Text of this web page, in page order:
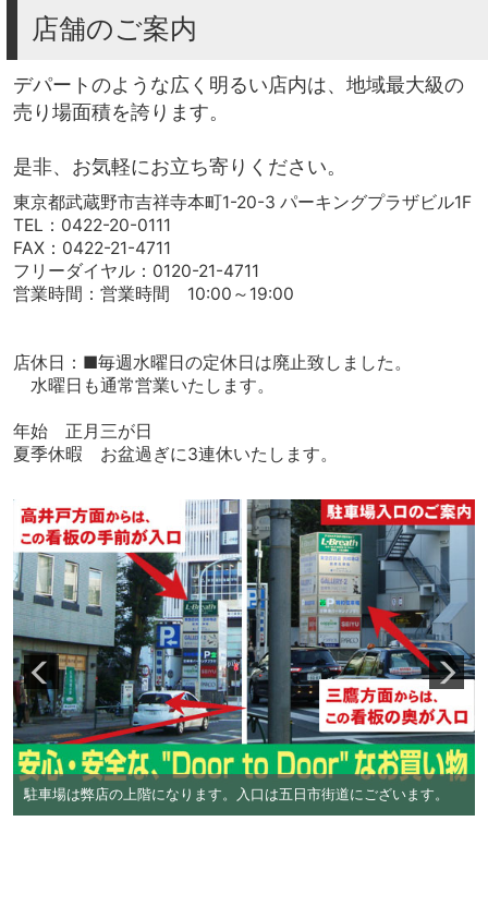
店舗のご案内
デパートのような広く明るい店内は、地域最大級の
売り場面積を誇ります。
是非、お気軽にお立ち寄りください。
東京都武蔵野市吉祥寺本町1-20-3 パーキングプラザビル1F
TEL：0422-20-0111
FAX：0422-21-4711
フリーダイヤル：0120-21-4711
営業時間：営業時間 10:00～19:00
店休日：■毎週水曜日の定休日は廃止致しました。
水曜日も通常営業いたします。
年始 正月三が日
夏季休暇 お盆過ぎに3連休いたします。
駐車場は弊店の上階になります。入口は五日市街道にございます。